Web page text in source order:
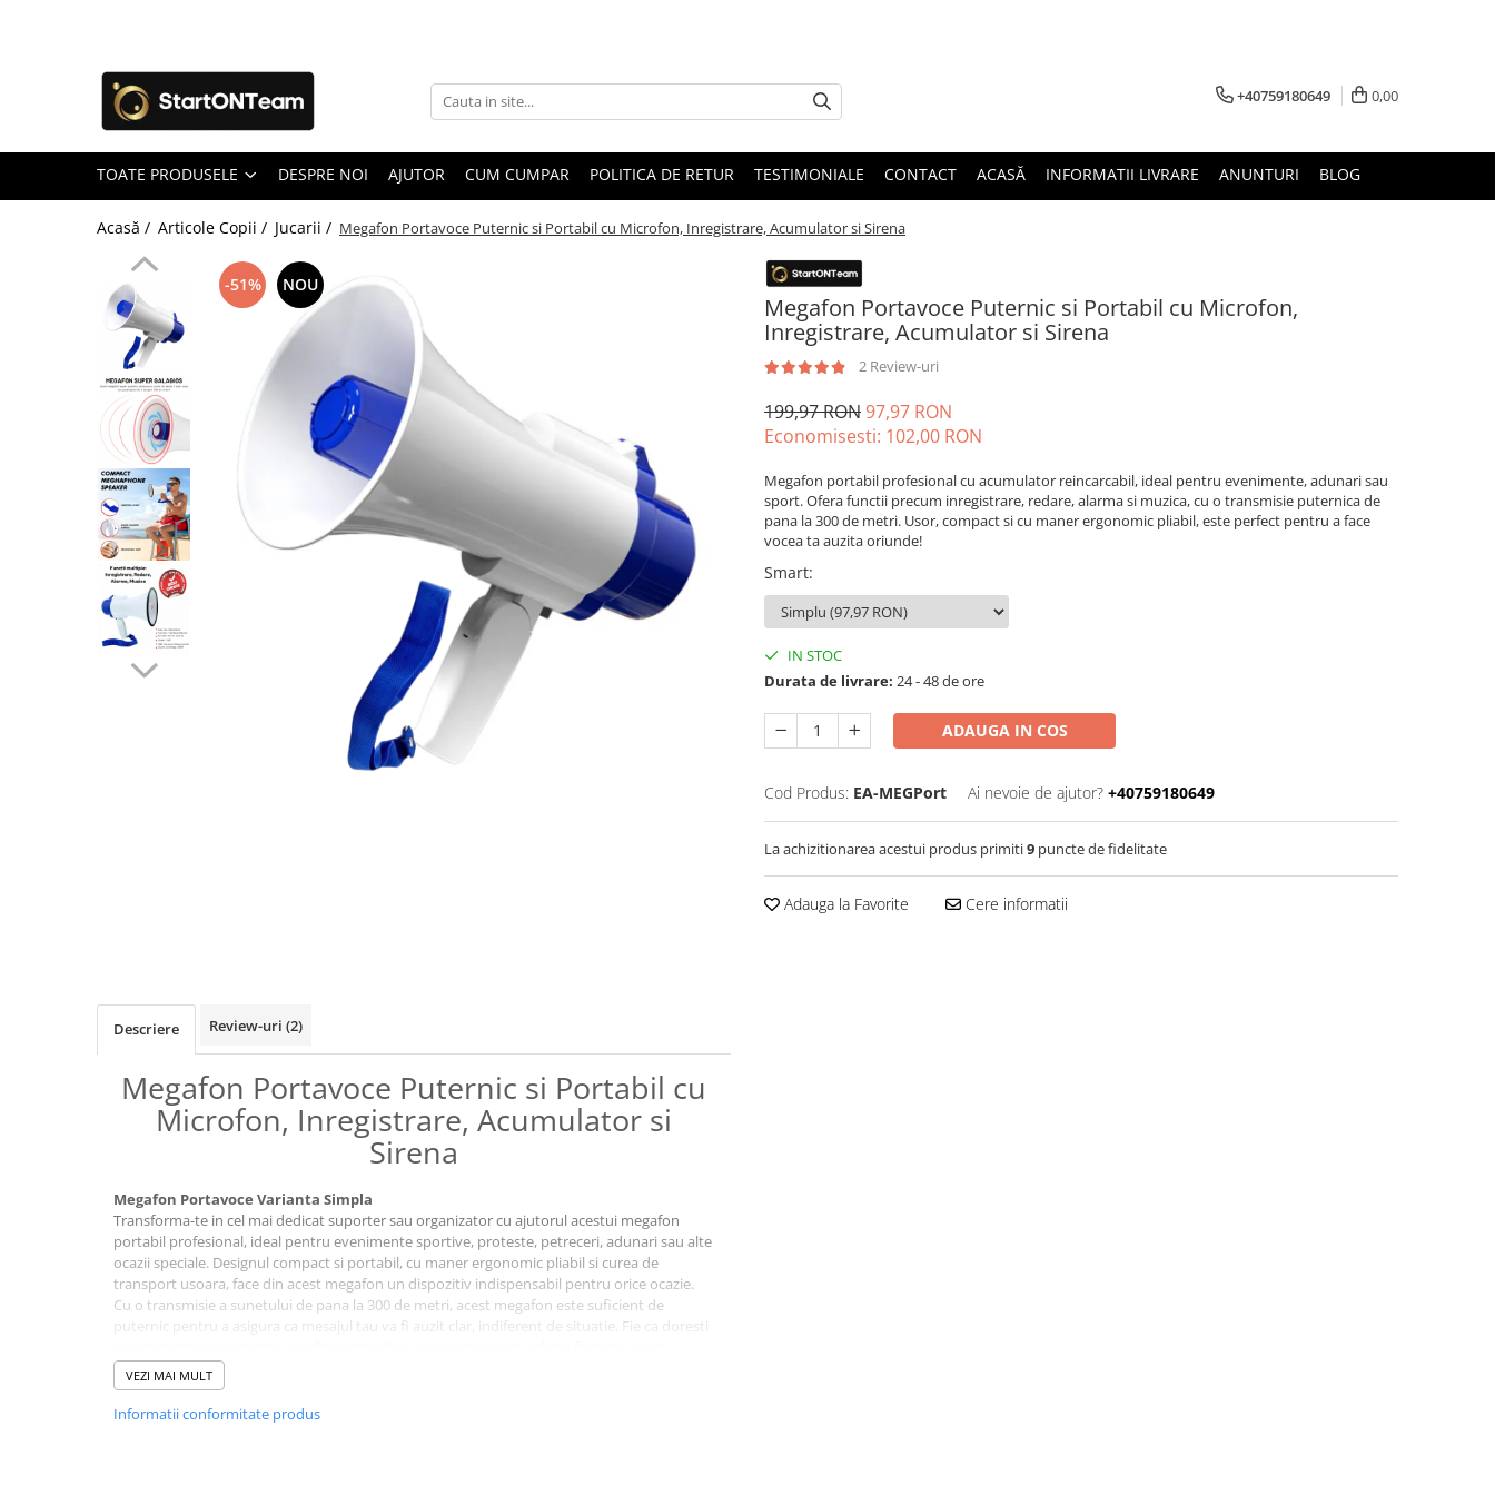
Toate Produsele
Autoaparare & Siguranta Personala
Spray de autoaparare
Articole Copii
Irigatoare Nazale
Pre Lingurite Diversificare
GPS Tracker
Camere de Supraveghere
Camera Vanatoare
Camere Auto
Camere Exterior
Camere Interior
Camere Spion
Control Acces & Accesorii
Interfoane Video
Binocluri Night Vision
Binocluri Optice
Monocluri Profesionale
Lampi LED Smart
Ortopedie si Orteze
Aparate medicale
Produse ingrijire personala
Suporturi ortopedice si orteze
+40759180649 0,00
TOATE PRODUSELE DESPRE NOI AJUTOR CUM CUMPAR POLITICA DE RETUR TESTIMONIALE CONTACT ACASĂ INFORMATII LIVRARE ANUNTURI BLOG
Acasă / Articole Copii / Jucarii / Megafon Portavoce Puternic si Portabil cu Microfon, Inregistrare, Acumulator si Sirena
Megafon Portavoce Puternic si Portabil cu Microfon,
Inregistrare, Acumulator si Sirena
2 Review-uri
-51% NOU
199,97 RON97,97 RON
Economisesti: 102,00 RON
Megafon portabil profesional cu acumulator reincarcabil, ideal pentru evenimente, adunari sau
sport. Ofera functii precum inregistrare, redare, alarma si muzica, cu o transmisie puternica de
pana la 300 de metri. Usor, compact si cu maner ergonomic pliabil, este perfect pentru a face
vocea ta auzita oriunde!
Smart:
IN STOC
Durata de livrare: 24 - 48 de ore
ADAUGA IN COS
Cod Produs: EA-MEGPort Ai nevoie de ajutor? +40759180649
La achizitionarea acestui produs primiti9 puncte de fidelitate
Adauga la Favorite Cere informatii
Descriere Review-uri (2)
Megafon Portavoce Puternic si Portabil cu
Microfon, Inregistrare, Acumulator si
Sirena
Megafon Portavoce Varianta Simpla
Transforma-te in cel mai dedicat suporter sau organizator cu ajutorul acestui megafon
portabil profesional, ideal pentru evenimente sportive, proteste, petreceri, adunari sau alte
ocazii speciale. Designul compact si portabil, cu maner ergonomic pliabil si curea de
transport usoara, face din acest megafon un dispozitiv indispensabil pentru orice ocazie.
Cu o transmisie a sunetului de pana la 300 de metri, acest megafon este suficient de
puternic pentru a asigura ca mesajul tau va fi auzit clar, indiferent de situatie. Fie ca doresti
megafon este alegerea perfecta.
Specificatii tehnice:
VEZI MAI MULT
Informatii conformitate produs